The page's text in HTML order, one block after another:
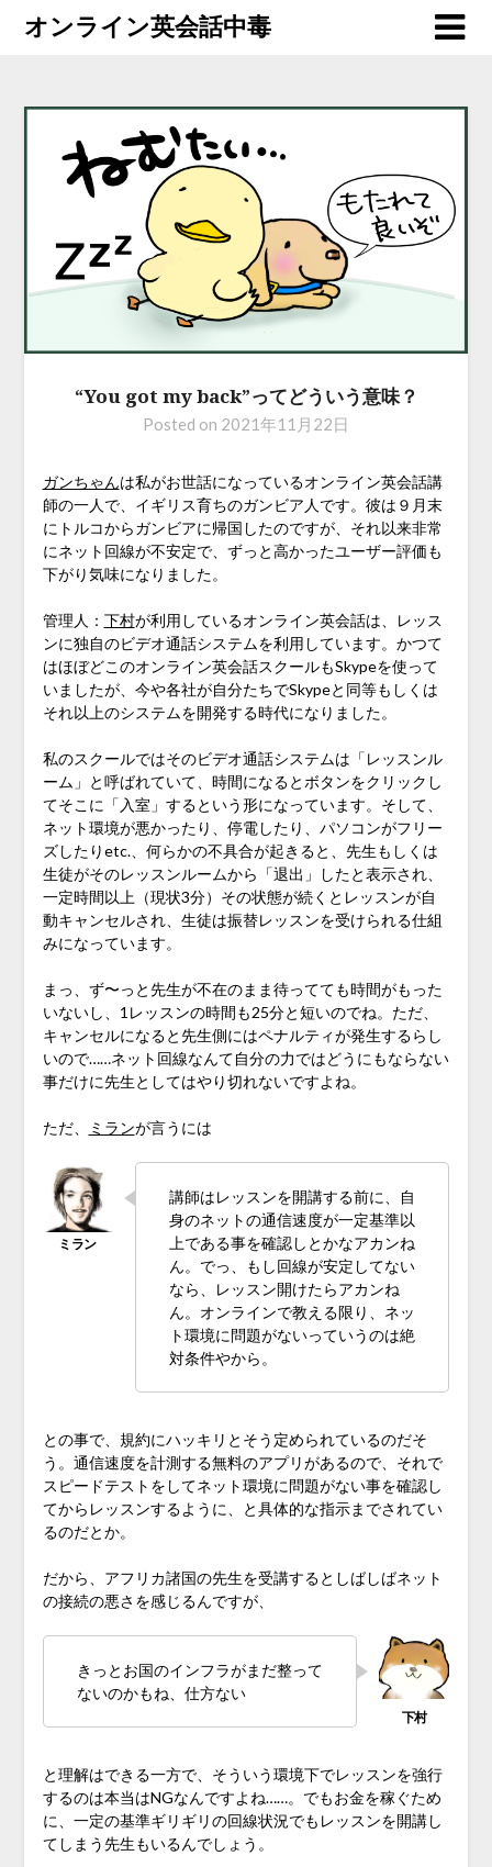
オンライン英会話中毒
“You got my back”ってどういう意味？
Posted on 2021年11月22日
ガンちゃんは私がお世話になっているオンライン英会話講
師の一人で、イギリス育ちのガンビア人です。彼は９月末
にトルコからガンビアに帰国したのですが、それ以来非常
にネット回線が不安定で、ずっと高かったユーザー評価も
下がり気味になりました。
管理人： 下村が利用しているオンライン英会話は、レッス
ンに独自のビデオ通話システムを利用しています。かつて
はほぼどこのオンライン英会話スクールもSkypeを使って
いましたが、今や各社が自分たちでSkypeと同等もしくは
それ以上のシステムを開発する時代になりました。
私のスクールではそのビデオ通話システムは「レッスンル
ーム」と呼ばれていて、時間になるとボタンをクリックし
てそこに「入室」するという形になっています。そして、
ネット環境が悪かったり、停電したり、パソコンがフリー
ズしたりetc.、何らかの不具合が起きると、先生もしくは
生徒がそのレッスンルームから「退出」したと表示され、
一定時間以上（現状3分）その状態が続くとレッスンが自
動キャンセルされ、生徒は振替レッスンを受けられる仕組
みになっています。
まっ、ず〜っと先生が不在のまま待ってても時間がもった
いないし、1レッスンの時間も25分と短いのでね。ただ、
キャンセルになると先生側にはペナルティが発生するらし
いので……ネット回線なんて自分の力ではどうにもならない
事だけに先生としてはやり切れないですよね。
ただ、 ミランが言うには
講師はレッスンを開講する前に、自
身のネットの通信速度が一定基準以
上である事を確認しとかなアカンね
ん。でっ、もし回線が安定してない
なら、レッスン開けたらアカンね
ん。オンラインで教える限り、ネッ
ト環境に問題がないっていうのは絶
対条件やから。
との事で、規約にハッキリとそう定められているのだそ
う。通信速度を計測する無料のアプリがあるので、それで
スピードテストをしてネット環境に問題がない事を確認し
てからレッスンするように、と具体的な指示までされてい
るのだとか。
だから、アフリカ諸国の先生を受講するとしばしばネット
の接続の悪さを感じるんですが、
きっとお国のインフラがまだ整って
ないのかもね、仕方ない
と理解はできる一方で、そういう環境下でレッスンを強行
するのは本当はNGなんですよね……。でもお金を稼ぐため
に、一定の基準ギリギリの回線状況でもレッスンを開講し
てしまう先生もいるんでしょう。